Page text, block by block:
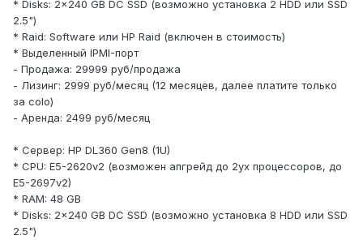
* Disks: 2x240 GB DC SSD (возможно установка 2 HDD или SSD
2.5")
* Raid: Software или HP Raid (включен в стоимость)
* Выделенный IPMI-порт
- Продажа: 29999 руб/продажа
- Лизинг: 2999 руб/месяц (12 месяцев, далее платите только
за colo)
- Аренда: 2499 руб/месяц
* Сервер: HP DL360 Gen8 (1U)
* CPU: E5-2620v2 (возможен апгрейд до 2ух процессоров, до
E5-2697v2)
* RAM: 48 GB
* Disks: 2x240 GB DC SSD (возможно установка 8 HDD или SSD
2.5")